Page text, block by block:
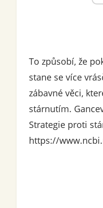
To způsobí, že
stane se více
zábavné věci,
stárnutím.
Strategie proti
https://